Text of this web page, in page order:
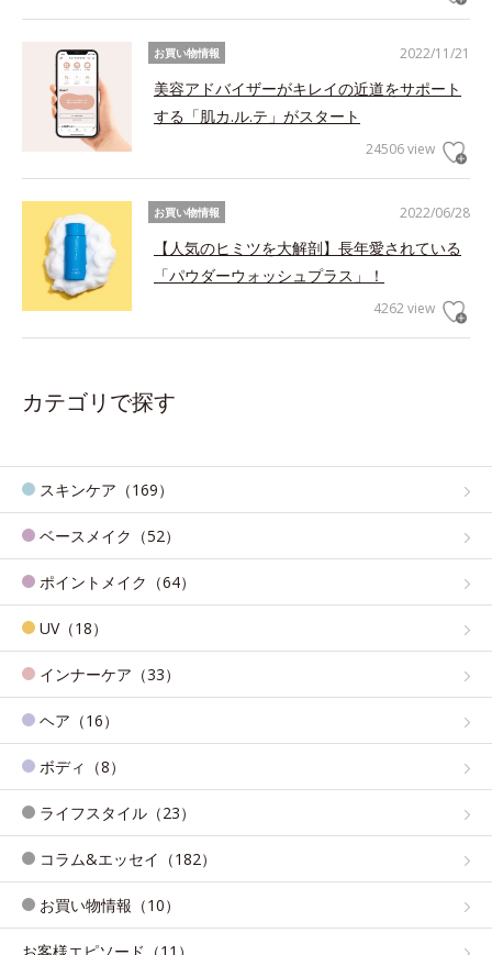
2022/11/21
お買い物情報
美容アドバイザーがキレイの近道をサポート
する「肌カ.ル.テ」がスタート
24506 view
2022/06/28
お買い物情報
【人気のヒミツを大解剖】長年愛されている
「パウダーウォッシュプラス」！
4262 view
カテゴリで探す
スキンケア（169）
ベースメイク（52）
ポイントメイク（64）
UV（18）
インナーケア（33）
ヘア（16）
ボディ（8）
ライフスタイル（23）
コラム&エッセイ（182）
お買い物情報（10）